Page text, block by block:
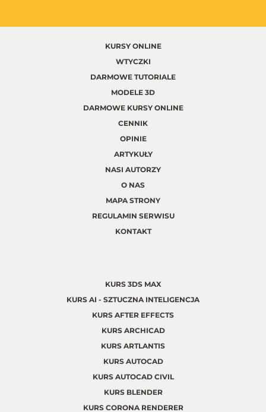
KURSY ONLINE
WTYCZKI
DARMOWE TUTORIALE
MODELE 3D
DARMOWE KURSY ONLINE
CENNIK
OPINIE
ARTYKUŁY
NASI AUTORZY
O NAS
MAPA STRONY
REGULAMIN SERWISU
KONTAKT
KURS 3DS MAX
KURS AI - SZTUCZNA INTELIGENCJA
KURS AFTER EFFECTS
KURS ARCHICAD
KURS ARTLANTIS
KURS AUTOCAD
KURS AUTOCAD CIVIL
KURS BLENDER
KURS CORONA RENDERER